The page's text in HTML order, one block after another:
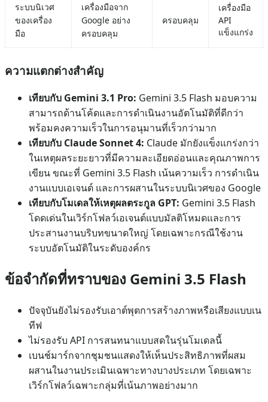
ระบบนิเวศ
ของเครื่อง
มือ
เครื่องมือจาก
Google อย่าง
ครอบคลุม
ครอบคลุม
เครื่องมือ
API
แข็งแกร่ง
ความแตกต่างสำคัญ
เทียบกับ Gemini 3.1 Pro: Gemini 3.5 Flash มอบความ
สามารถด้านโค้ดและการดำเนินงานอัตโนมัติที่ดีกว่า
พร้อมคงความเร็วในการอนุมานที่เร็วกว่ามาก
เทียบกับ Claude Sonnet 4: Claude มักยังแข็งแกร่งกว่า
ในเหตุผลระยะยาวที่มีความละเอียดอ่อนและคุณภาพการ
เขียน ขณะที่ Gemini 3.5 Flash เน้นความเร็ว การดำเนิน
งานแบบเอเจนต์ และการผสานในระบบนิเวศของ Google
เทียบกับโมเดลให้เหตุผลตระกูล GPT: Gemini 3.5 Flash
โดดเด่นในเวิร์กโฟลว์เอเจนต์แบบมัลติโหมดและการ
ประสานงานบริบทขนาดใหญ่ โดยเฉพาะกรณีใช้งาน
ระบบอัตโนมัติในระดับองค์กร
ข้อจำกัดที่ทราบของ Gemini 3.5 Flash
ปัจจุบันยังไม่รองรับเอาต์พุตการสร้างภาพหรือเสียงแบบเน
ทีฟ
ไม่รองรับ API การสนทนาแบบสดในรุ่นโมเดลนี้
เบนช์มาร์กจากชุมชนแสดงให้เห็นประสิทธิภาพที่ผสม
ผสานในงานประเมินเฉพาะทางบางประเภท โดยเฉพาะ
เวิร์กโฟลว์เฉพาะกลุ่มที่เน้นภาพอย่างมาก